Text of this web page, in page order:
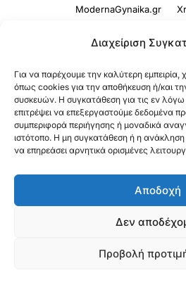
Διαχείριση
Για να παρέχουμε την καλύτερη εμπειρία,
όπως cookies για την αποθήκευση ή/και
συσκευών. Η συγκατάθεση για τις εν
επιτρέψει να επεξεργαστούμε δεδομένα
συμπεριφορά περιήγησης ή μοναδικά
ιστότοπο. Η μη συγκατάθεση ή η
να επηρεάσει αρνητικά ορισμένες
Αποδοχή
Δεν
Προβολή
ModernaGynaika.gr
OikonomiaPlus.gr
Oikotropia.gr
Perepet.gr
© 2026Orama Group
Γ.Ε.ΜΗ 148748903000 |